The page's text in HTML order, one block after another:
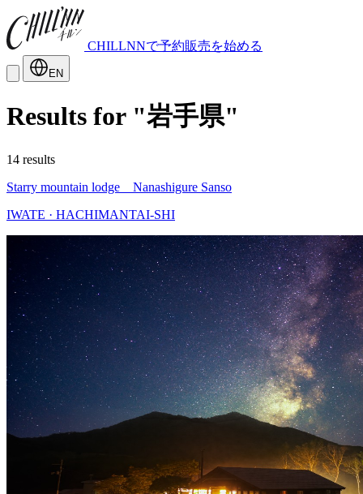
CHILLNNで予約販売を始める
EN
Results for "岩手県"
14 results
Starry mountain lodge Nanashigure Sanso
IWATE · HACHIMANTAI-SHI